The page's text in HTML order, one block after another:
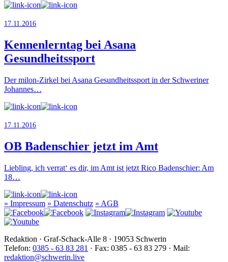
17.11.2016
Kennenlerntag bei Asana
Gesundheitssport
Der milon-Zirkel bei Asana Gesundheitssport in der Schweriner
Johannes…
17.11.2016
OB Badenschier jetzt im Amt
Liebling, ich verrat‘ es dir, im Amt ist jetzt Rico Badenschier: Am
18…
» Impressum » Datenschutz » AGB
Redaktion · Graf-Schack-Alle 8 · 19053 Schwerin
Telefon: 0385 - 63 83 281 · Fax: 0385 - 63 83 279 · Mail:
redaktion@schwerin.live